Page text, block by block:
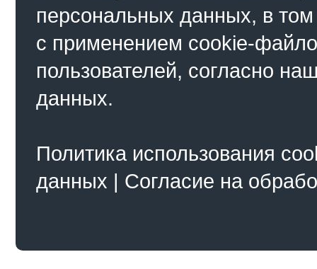
персональных данных, в
с применением cookie-
пользователей, согласно
данных.
Политика использования
данных | Согласие на